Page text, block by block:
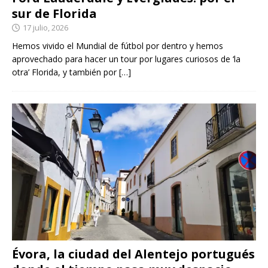
sur de Florida
17 julio, 2026
Hemos vivido el Mundial de fútbol por dentro y hemos
aprovechado para hacer un tour por lugares curiosos de ‘la
otra’ Florida, y también por[…]
Évora, la ciudad del Alentejo portugués